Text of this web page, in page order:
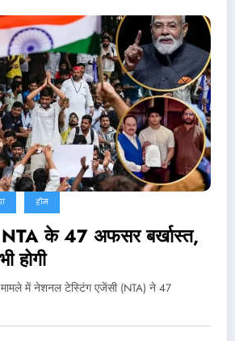
होम
के 47 अफसर बर्खास्त,
होगी
मामले में नेशनल टेस्टिंग एजेंसी (NTA) ने 47